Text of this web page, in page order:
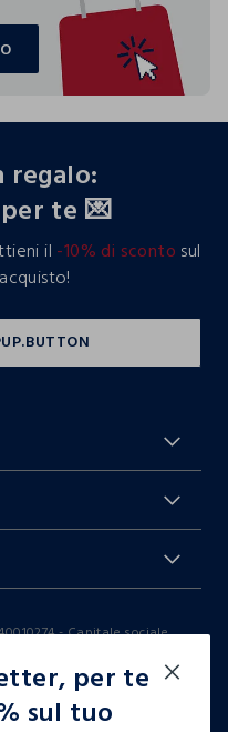
per te
sul tuo
regalo:
te 💌
il -10% di sconto sul
- Capitale sociale